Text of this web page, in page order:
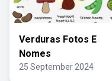
Verduras Fotos E
Nomes
25 September 2024